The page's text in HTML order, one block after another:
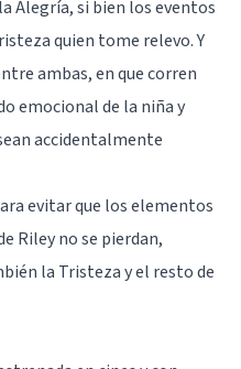
Alegría, si bien los eventos
quien tome relevo. Y
ambas, en que corren
emocional de la niña y
accidentalmente
evitar que los elementos
Riley no se pierdan,
la Tristeza y el resto de